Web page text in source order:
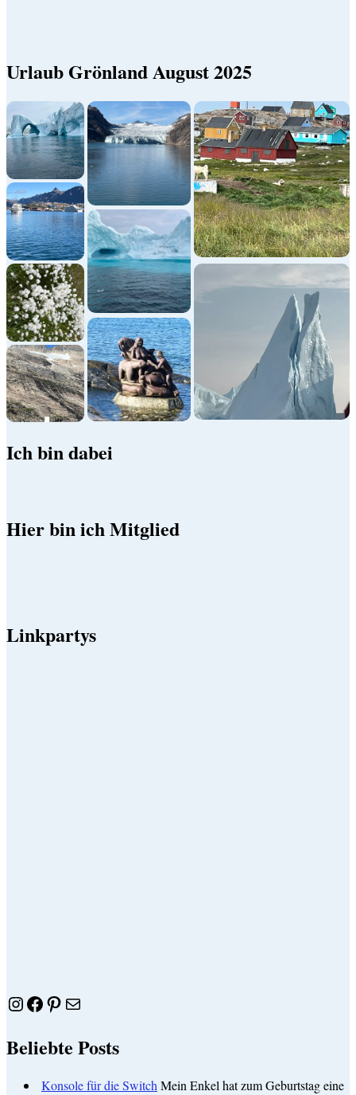
Urlaub Grönland August 2025
Ich bin dabei
Hier bin ich Mitglied
Linkpartys
Instagram
Facebook
Pinterest
E-Mail
Beliebte Posts
Konsole für die Switch Mein Enkel hat zum Geburtstag eine